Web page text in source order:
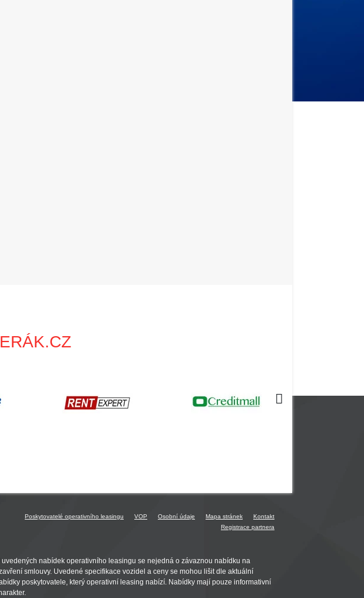
Poskytovatelé operativního leasingu VOP Osobní údaje Mapa stránek
Kontakt
Registrace partnera
uvedených nabídek operativního leasingu se nejedná o závaznou nabídku na
smlouvy. Uvedené specifikace vozidel a ceny se mohou lišit dle aktuální
poskytovatele, který operativní leasing nabízí. Nabídky mají pouze informativní